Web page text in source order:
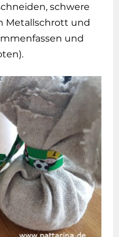
schwere
Metallschrott und
und